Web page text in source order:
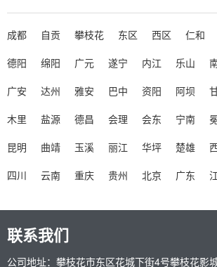
成都 自贡 攀枝花 东区 西区 仁和
德阳
绵阳 广元 遂宁 内江 乐山
广安
达州 雅安 巴中 资阳 阿坝
木里
盐源 德昌 会理 会东 宁南
昆明
曲靖 玉溪 丽江 华坪 楚雄
四川
云南 重庆 贵州 北京 广东
联系我们
公司地址：攀枝花市东区花城下街4号攀枝花影